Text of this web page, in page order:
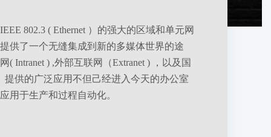
802.3 ( Ethernet ）的强大的区域和单元网
供了一个无缝集成到新的多媒体世界的途
( Intranet ) ,外部互联网（Extranet ) ，以及国
提供的广泛应用不但己经进入今天的办公室
用于生产和过程自动化。